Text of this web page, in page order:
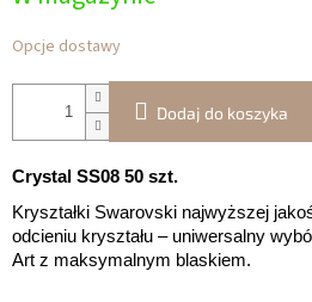
Opcje dostawy
Dodaj do koszyka
Crystal SS08 50 szt.
Kryształki Swarovski najwyższej
odcieniu kryształu – uniwersalny
Art z maksymalnym blaskiem.